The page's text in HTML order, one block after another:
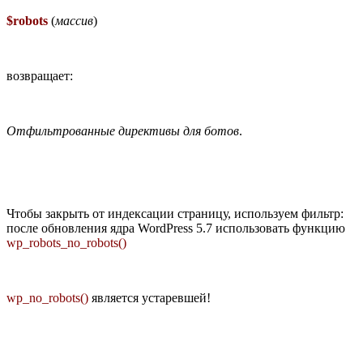
$robots (массив)
возвращает:
Отфильтрованные директивы для ботов.
Чтобы закрыть от индексации страницу, используем фильтр:
после обновления ядра WordPress 5.7 использовать функцию
wp_robots_no_robots()
wp_no_robots() является устаревшей!